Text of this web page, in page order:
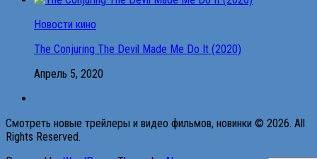
Новости кино
The Conjuring The Devil Made Me Do It (2020)
Апрель 5, 2020
Смотреть новые трейлеры и видео фильмов, новинки © 2026. All
Rights Reserved.